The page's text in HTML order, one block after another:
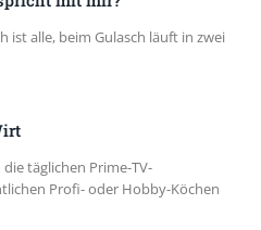
ist alle, beim Gulasch läuft in zwei
täglichen Prime-TV-
Profi- oder Hobby-Köchen